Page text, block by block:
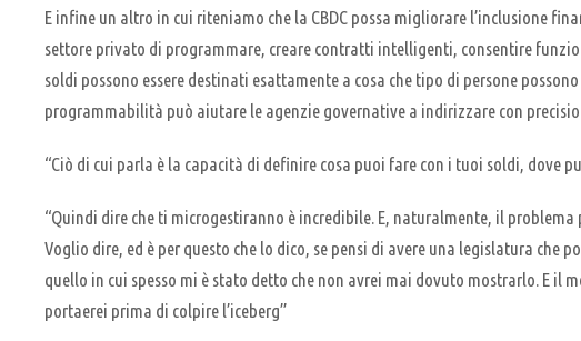
E infine un altro in cui riteniamo che la CBDC possa migliorare l’inclusione
settore privato di programmare, creare contratti intelligenti, consentire
soldi possono essere destinati esattamente a cosa che tipo di persone
programmabilità può aiutare le agenzie governative a indirizzare con
“Ciò di cui parla è la capacità di definire cosa puoi fare con i tuoi soldi, dove
“Quindi dire che ti microgestiranno è incredibile. E, naturalmente, il
Voglio dire, ed è per questo che lo dico, se pensi di avere una legislatura che
quello in cui spesso mi è stato detto che non avrei mai dovuto mostrarlo. E il
portaerei prima di colpire l’iceberg”